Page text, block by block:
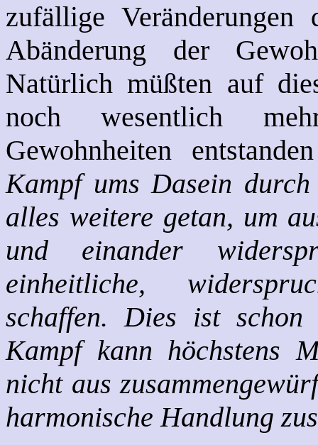
zufällige Veränderungen
Abänderung der
Natürlich müßten auf
noch wesentlich
Gewohnheiten
Kampf ums Dasein durch
alles weitere getan, um
und einander
einheitliche,
schaffen. Dies ist
Kampf kann höchstens
nicht aus
harmonische Handlung